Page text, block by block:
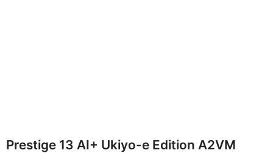
Prestige 13 AI+ Ukiyo-e Edition A2VM